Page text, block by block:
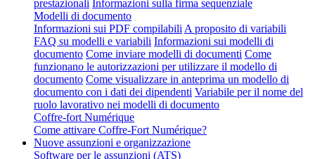
prestazionali Informazioni sulla firma sequenziale
Modelli di documento
Informazioni sui PDF compilabili A proposito di variabili
FAQ su modelli e variabili Informazioni sui modelli di
documento Come inviare modelli di documenti Come
funzionano le autorizzazioni per utilizzare il modello di
documento Come visualizzare in anteprima un modello di
documento con i dati dei dipendenti Variabile per il nome del
ruolo lavorativo nei modelli di documento
Coffre-fort Numérique
Come attivare Coffre-Fort Numérique?
Nuove assunzioni e organizzazione
Software per le assunzioni (ATS)